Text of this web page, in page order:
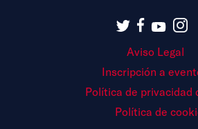
Aviso Legal
Inscripción a
Política de privacidad
Política de